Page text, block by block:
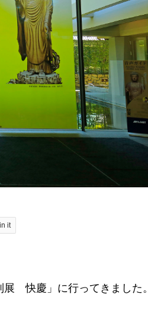
it
展 快慶」に行ってきました。